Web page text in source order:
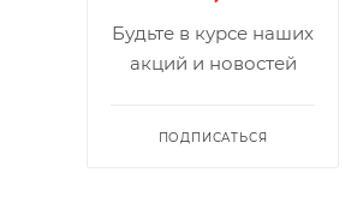
Будьте в курсе наших
акций и новостей
ПОДПИСАТЬСЯ